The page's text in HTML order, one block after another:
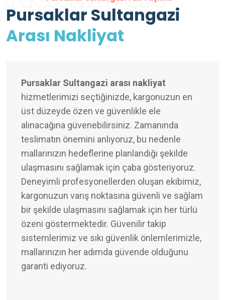
Pursaklar Sultangazi
Arası Nakliyat
Pursaklar Sultangazi arası nakliyat
hizmetlerimizi seçtiğinizde, kargonuzun en
üst düzeyde özen ve güvenlikle ele
alınacağına güvenebilirsiniz. Zamanında
teslimatın önemini anlıyoruz, bu nedenle
mallarınızın hedeflerine planlandığı şekilde
ulaşmasını sağlamak için çaba gösteriyoruz.
Deneyimli profesyonellerden oluşan ekibimiz,
kargonuzun varış noktasına güvenli ve sağlam
bir şekilde ulaşmasını sağlamak için her türlü
özeni göstermektedir. Güvenilir takip
sistemlerimiz ve sıkı güvenlik önlemlerimizle,
mallarınızın her adımda güvende olduğunu
garanti ediyoruz.